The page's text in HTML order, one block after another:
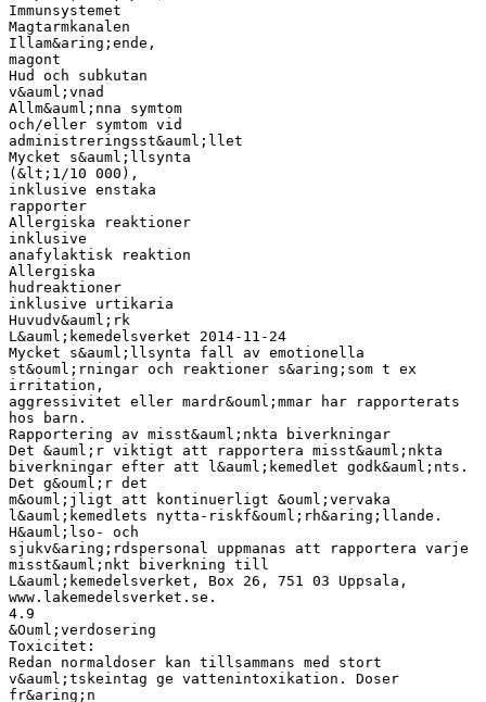
Immunsystemet
Magtarmkanalen
Illam&aring;ende,
magont
Hud och subkutan
v&auml;vnad
Allm&auml;nna symtom
och/eller symtom vid
administreringsst&auml;llet
Mycket s&auml;llsynta
(&lt;1/10 000),
inklusive enstaka
rapporter
Allergiska reaktioner
inklusive
anafylaktisk reaktion
Allergiska
hudreaktioner
inklusive urtikaria
Huvudv&auml;rk
L&auml;kemedelsverket 2014-11-24
Mycket s&auml;llsynta fall av emotionella
st&ouml;rningar och reaktioner s&aring;som t ex
irritation,
aggressivitet eller mardr&ouml;mmar har rapporterats
hos barn.
Rapportering av misst&auml;nkta biverkningar
Det &auml;r viktigt att rapportera misst&auml;nkta
biverkningar efter att l&auml;kemedlet godk&auml;nts.
Det g&ouml;r det
m&ouml;jligt att kontinuerligt &ouml;vervaka
l&auml;kemedlets nytta-riskf&ouml;rh&aring;llande.
H&auml;lso- och
sjukv&aring;rdspersonal uppmanas att rapportera varje
misst&auml;nkt biverkning till
L&auml;kemedelsverket, Box 26, 751 03 Uppsala,
www.lakemedelsverket.se.
4.9
&Ouml;verdosering
Toxicitet:
Redan normaldoser kan tillsammans med stort
v&auml;tskeintag ge vattenintoxikation. Doser
fr&aring;n